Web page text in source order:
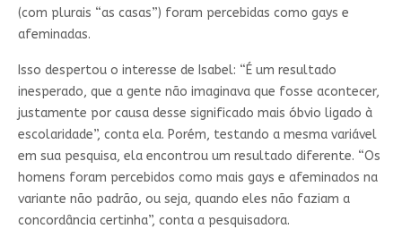
(com plurais “as casas”) foram percebidas como gays e
afeminadas.
Isso despertou o interesse de Isabel: “É um resultado
inesperado, que a gente não imaginava que fosse acontecer,
justamente por causa desse significado mais óbvio ligado à
escolaridade”, conta ela. Porém, testando a mesma variável
em sua pesquisa, ela encontrou um resultado diferente. “Os
homens foram percebidos como mais gays e afeminados na
variante não padrão, ou seja, quando eles não faziam a
concordância certinha”, conta a pesquisadora.